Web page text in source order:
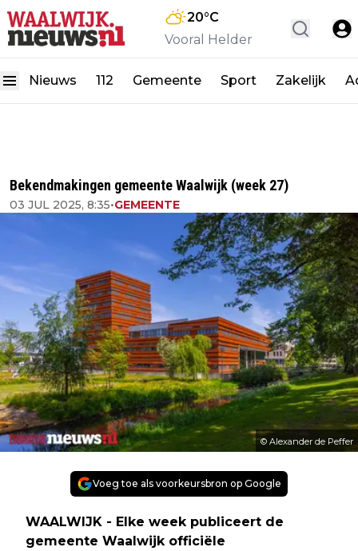
20°C
Vooral Helder
Nieuws 112 Gemeente Sport Zakelijk
Bekendmakingen gemeente Waalwijk (week 27)
03 JUL 2025, 8:35•GEMEENTE
© Alexander de Peffer
Voeg toe als voorkeursbron op Google
WAALWIJK - Elke week publiceert de
gemeente Waalwijk officiële